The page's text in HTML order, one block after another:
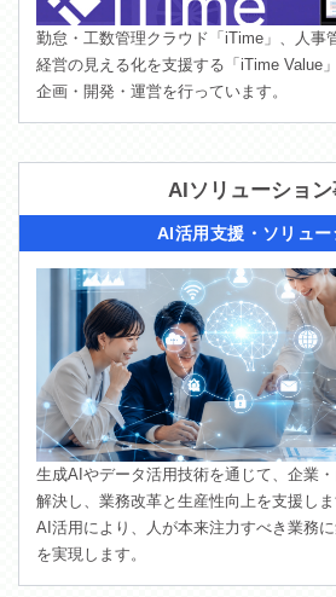
勤怠・工数管理クラウド「iTime」、人事
経営の見える化を支援する「iTime Value
企画・開発・運営を行っています。
AIソリューショ
AI活用支援・ソリュー
生成AIやデータ活用技術を通じて、企業
解決し、業務改革と生産性向上を支援し
AI活用により、人が本来注力すべき業務
を実現します。